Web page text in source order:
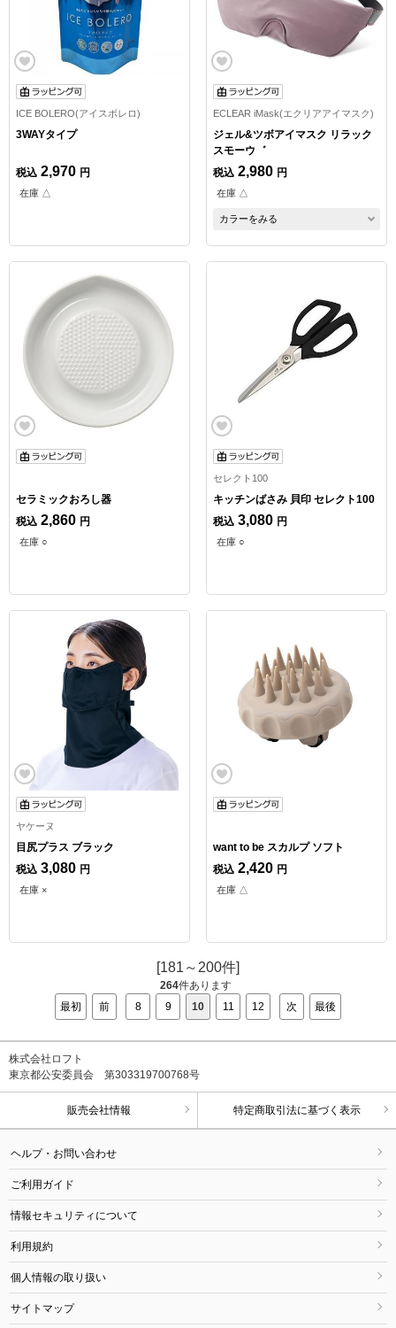
ICE BOLERO(アイスボレロ)
3WAYタイプ
税込 2,970 円
在庫 △
ECLEAR iMask(エクリアアイマスク)
ジェル&ツボアイマスク リラック
スモーウ゛
税込 2,980 円
在庫 △
カラーをみる
セラミックおろし器
税込 2,860 円
在庫 ○
セレクト100
キッチンばさみ 貝印 セレクト100
税込 3,080 円
在庫 ○
ヤケーヌ
目尻プラス ブラック
税込 3,080 円
在庫 ×
want to be スカルプ ソフト
税込 2,420 円
在庫 △
[181～200件]
264件あります
最初
前 8 9 10 11 12 次 最後
株式会社ロフト
東京都公安委員会 第303319700768号
販売会社情報 特定商取引法に基づく表示
ヘルプ・お問い合わせ
ご利用ガイド
情報セキュリティについて
利用規約
個人情報の取り扱い
サイトマップ